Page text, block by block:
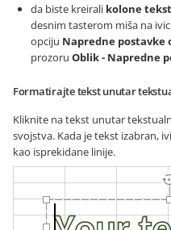
da biste kreirali kolone
desnim tasterom miša na
opciju Napredne postavke
prozoru Oblik - Napredne
Formatirajte tekst unutar
Kliknite na tekst unutar
svojstva. Kada je tekst izabran,
kao isprekidane linije.